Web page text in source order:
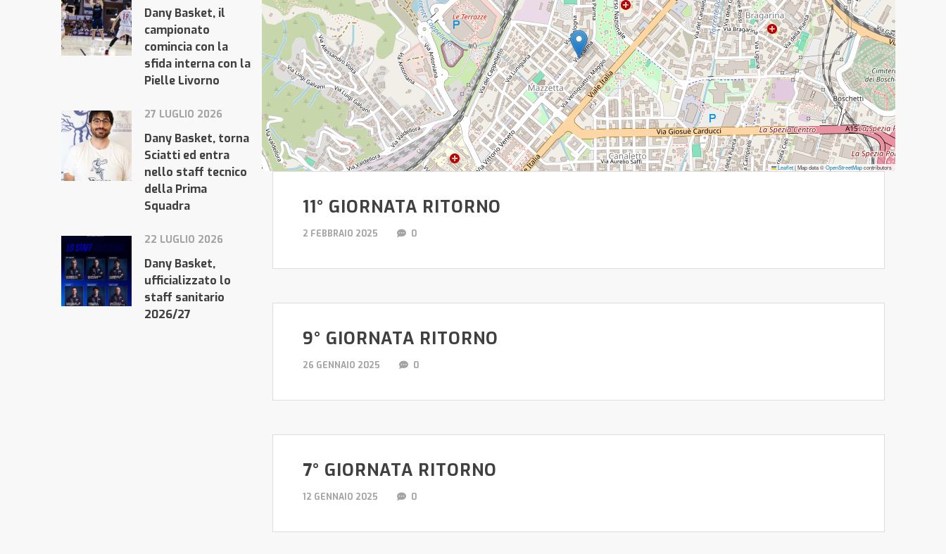
Leaflet|Map data ©OpenStreetMapcontributors
11° GIORNATA RITORNO
2 FEBBRAIO 2025 0
9° GIORNATA RITORNO
26 GENNAIO 2025 0
7° GIORNATA RITORNO
12 GENNAIO 2025 0
Dany Basket, il
campionato
comincia con la
sfida interna con la
Pielle Livorno
27 LUGLIO 2026
Dany Basket, torna
Sciatti ed entra
nello staff tecnico
della Prima
Squadra
22 LUGLIO 2026
Dany Basket,
ufficializzato lo
staff sanitario
2026/27